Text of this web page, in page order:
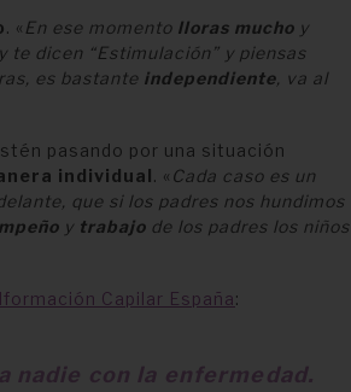
. « En ese momento lloras mucho y
te dicen “Estimulación” y piensas
es bastante independiente , va al
pasando por una situación
individual. « Cada caso es un
que si los padres nos hundimos
y trabajo de los padres los niños
Capilar España:
nadie con la enfermedad.